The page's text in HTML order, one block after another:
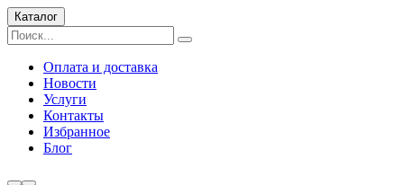
Каталог
Оплата и доставка
Новости
Услуги
Контакты
Избранное
Блог